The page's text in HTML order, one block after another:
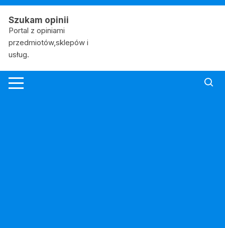
Skip
content
Szukam opinii
Portal z opiniami
przedmiotów,sklepów i
usług.